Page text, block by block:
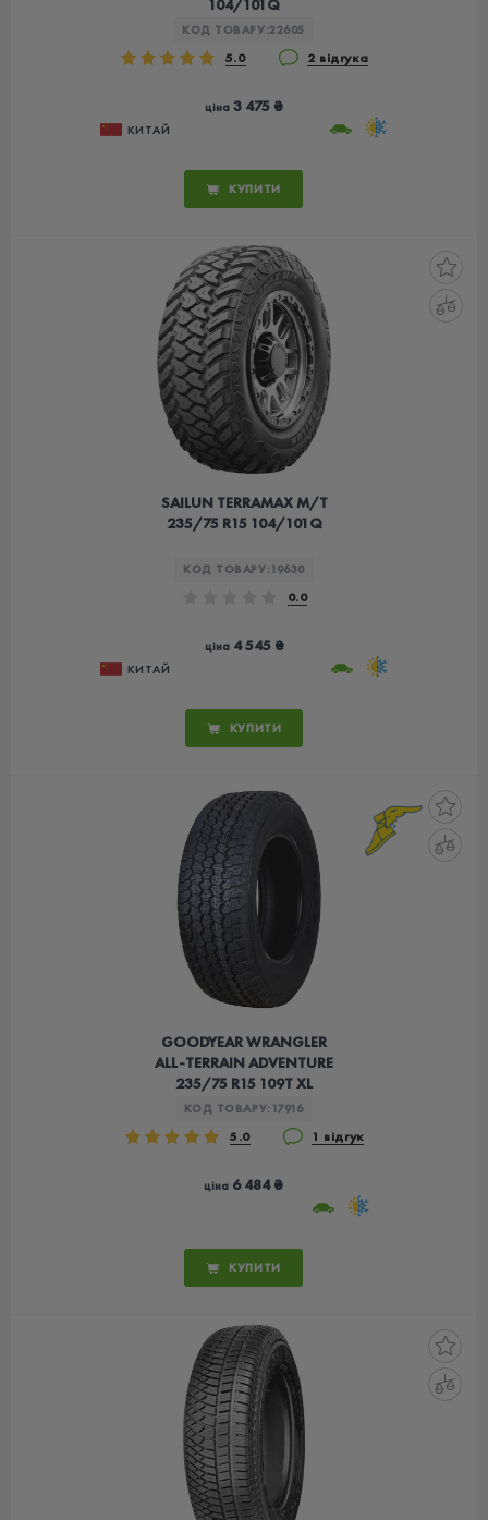
104/101Q
КОД ТОВАРУ:22605
5.0 2 відгука
ціна3 475 ₴
КИТАЙ
КУПИТИ
SAILUN TERRAMAX M/T
235/75 R15 104/101Q
КОД ТОВАРУ: 19630
0.0
ціна4 545 ₴
КИТАЙ
КУПИТИ
GOODYEAR WRANGLER
ALL-TERRAIN ADVENTURE
235/75 R15 109T XL
КОД ТОВАРУ: 17916
5.0 1 відгук
ціна 6 484 ₴
КУПИТИ